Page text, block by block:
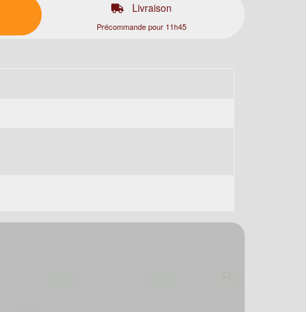
Livraison
Précommande pour 11h45